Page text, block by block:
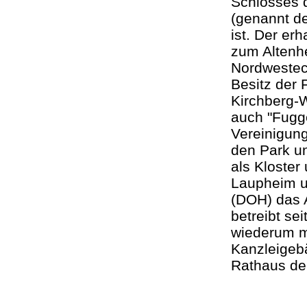
(genannt
ist. Der
zum
Besitz der
Kirchberg-
auch
den Park
als Kloster
Laupheim
(DOH) das
betreibt
wiederum
Rathaus